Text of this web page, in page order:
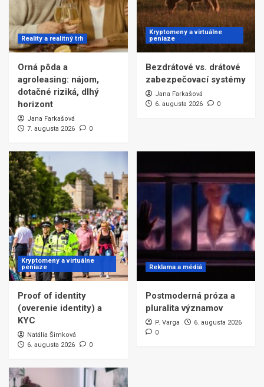
Reality a realitný trh
Orná pôda a
agroleasing: nájom,
dotačné riziká, dlhý
horizont
Jana Farkašová
7. augusta 2026
0
Kryptomeny a virtuálne
peniaze
Bezdrátové vs. drátové
zabezpečovací systémy
Jana Farkašová
6. augusta 2026
0
Kryptomeny a virtuálne
peniaze
Proof of identity
(overenie identity) a
KYC
Natália Šimková
6. augusta 2026
0
Reklama a médiá
Postmoderná próza a
pluralita významov
P. Varga
6. augusta 2026
0